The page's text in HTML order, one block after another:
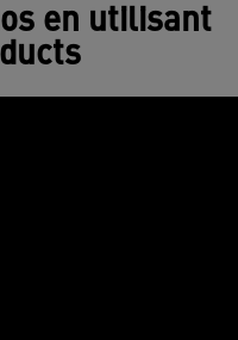
en utilisant